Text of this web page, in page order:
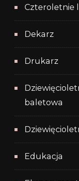
Czteroletnie
Dekarz
Drukarz
baletowa
Edukacja